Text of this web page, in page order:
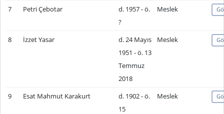
7 Petri Çebotar
d. 1957 - ö.
?
Meslek
8 İzzet Yasar
d. 24 Mayıs
1951 - ö. 13
Temmuz
2018
Meslek
9 Esat Mahmut Karakurt
d. 1902 - ö.
15
Meslek